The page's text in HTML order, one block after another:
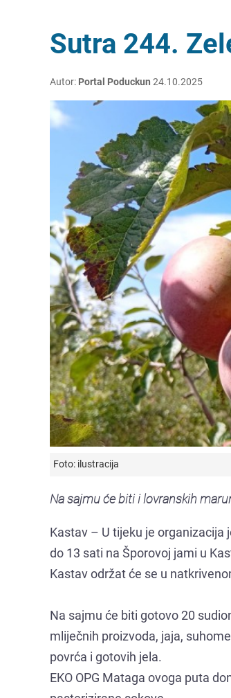
Sutra 244.
Autor: Portal Poduckun 24.10.2025
Foto: ilustracija
Na sajmu će biti i lovranskih
Kastav – U tijeku je organizacija
do 13 sati na Šporovoj jami u
Kastav održat će se u
Na sajmu će biti gotovo 20
mliječnih proizvoda, jaja,
povrća i gotovih jela.
EKO OPG Mataga ovoga puta